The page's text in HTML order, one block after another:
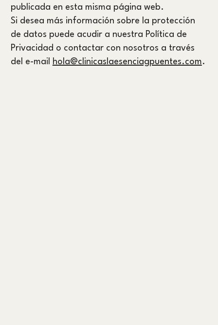
publicada en esta misma página web.
Si desea más información sobre la protección
de datos puede acudir a nuestra Política de
Privacidad o contactar con nosotros a través
del e-mail
hola@clinicaslaesenciagpuentes.com.